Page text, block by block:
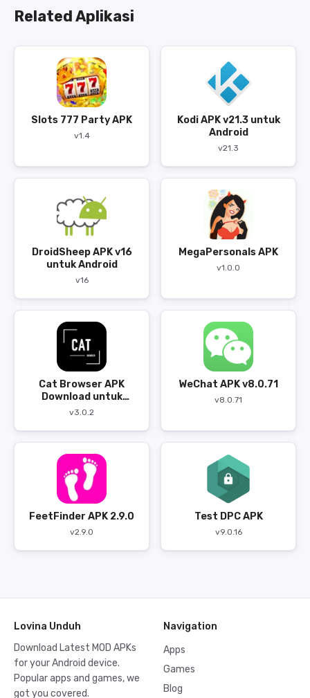
Related Aplikasi
Slots 777 Party APK
v1.4
Kodi APK v21.3 untuk
Android
v21.3
DroidSheep APK v16
untuk Android
v16
MegaPersonals APK
v1.0.0
Cat Browser APK
Download untuk
Android
v3.0.2
WeChat APK v8.0.71
v8.0.71
FeetFinder APK 2.9.0
v2.9.0
Test DPC APK
v9.0.16
Lovina Unduh
Download Latest MOD APKs
for your Android device.
Popular apps and games, we
got you covered.
Navigation
Apps
Games
Blog